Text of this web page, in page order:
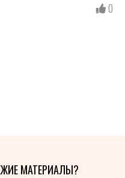
0
МАТЕРИАЛЫ?